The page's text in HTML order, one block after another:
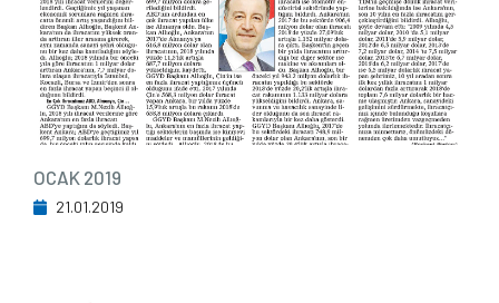
OCAK 2019
21.01.2019